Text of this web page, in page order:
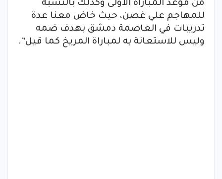
من موعد المباراة الأولى وكذلك بالنسبة
للمهاجم علي غصن، حيث خاض معنا عدة
تدريبات في العاصمة دمشق بهدف ضمه
وليس للاستعانة به لمباراة المريخ كما قيل”.